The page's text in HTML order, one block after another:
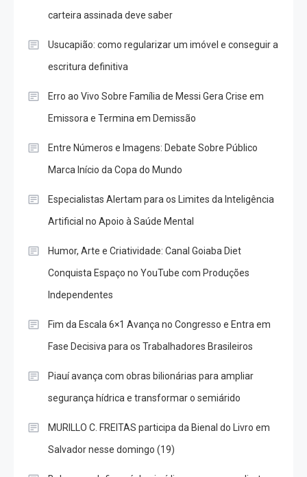
carteira assinada deve saber
Usucapião: como regularizar um imóvel e conseguir a
escritura definitiva
Erro ao Vivo Sobre Família de Messi Gera Crise em
Emissora e Termina em Demissão
Entre Números e Imagens: Debate Sobre Público
Marca Início da Copa do Mundo
Especialistas Alertam para os Limites da Inteligência
Artificial no Apoio à Saúde Mental
Humor, Arte e Criatividade: Canal Goiaba Diet
Conquista Espaço no YouTube com Produções
Independentes
Fim da Escala 6×1 Avança no Congresso e Entra em
Fase Decisiva para os Trabalhadores Brasileiros
Piauí avança com obras bilionárias para ampliar
segurança hídrica e transformar o semiárido
MURILLO C. FREITAS participa da Bienal do Livro em
Salvador nesse domingo (19)